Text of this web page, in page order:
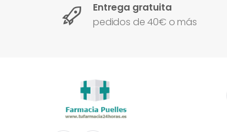
Entrega gratuita
pedidos de 40€ o más